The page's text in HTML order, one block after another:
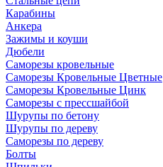
Карабины
Анкера
Зажимы и коуши
Дюбели
Саморезы кровельные
Саморезы Кровельные Цветные
Саморезы Кровельные Цинк
Саморезы с прессшайбой
Шурупы по бетону
Шурупы по дереву
Саморезы по дереву
Болты